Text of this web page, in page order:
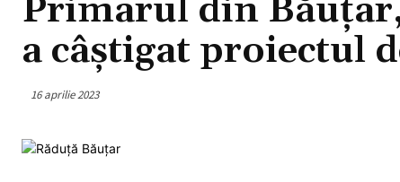
Primarul din
a câștigat proiectul
16 aprilie 2023